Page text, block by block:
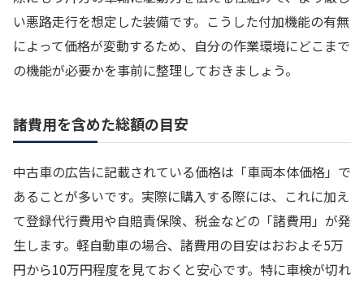
い悪路走行を想定した装備です。こうした付加機能の有無
によって価格が変動するため、自分の作業環境にどこまで
の機能が必要かを事前に整理しておきましょう。
諸費用を含めた総額の目安
中古車の広告に記載されている価格は「車両本体価格」で
あることが多いです。実際に購入する際には、これに加え
て登録代行費用や自賠責保険、税金などの「諸費用」が発
生します。軽自動車の場合、諸費用の目安はおおよそ5万
円から10万円程度を見ておくと安心です。特に車検が切れ